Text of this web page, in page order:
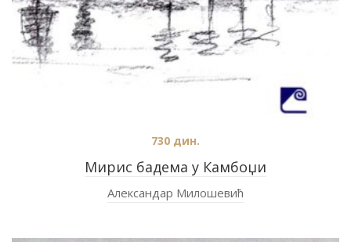
Мирис бадема у Камбоџи
730 дин.
Александар Милошевић